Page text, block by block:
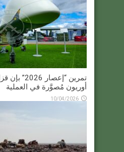
تمرين
أوريون مُصوَّرة في العملية
10/04/2026